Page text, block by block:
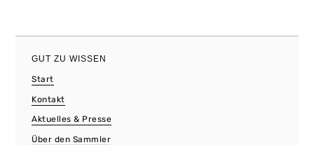
GUT ZU WISSEN
Start
Kontakt
Aktuelles & Presse
Über den Sammler